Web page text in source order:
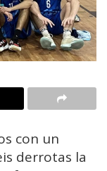
con un
derrotas la